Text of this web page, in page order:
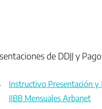
de DDJJ y
Instructivo Presentación y
IIBB Mensuales Arbanet